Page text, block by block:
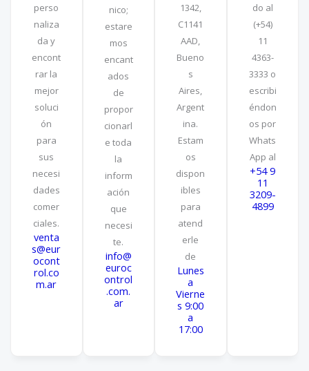
perso
naliza
da y
encont
rar la
mejor
soluci
ón
para
sus
necesi
dades
comer
ciales.
venta
s@eur
ocont
rol.co
m.ar
nico;
estare
mos
encant
ados
de
propor
cionarl
e toda
la
inform
ación
que
necesi
te.
info@
euroc
ontrol
.com.
ar
1342,
C1141
AAD,
Bueno
s
Aires,
Argent
ina.
Estam
os
dispon
ibles
para
atend
erle
de
Lunes
a
Vierne
s 9:00
a
17:00
do al
(+54)
11
4363-
3333 o
escribi
éndon
os por
Whats
App al
+54 9
11
3209-
4899